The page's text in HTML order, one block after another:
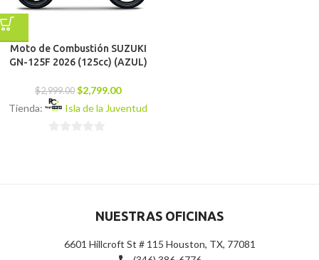
Moto de Combustión SUZUKI
GN-125F 2026 (125cc) (AZUL)
$2,999.00 $2,799.00
Tienda:
Isla de la Juventud
NUESTRAS OFICINAS
6601 Hillcroft St # 115 Houston, TX, 77081